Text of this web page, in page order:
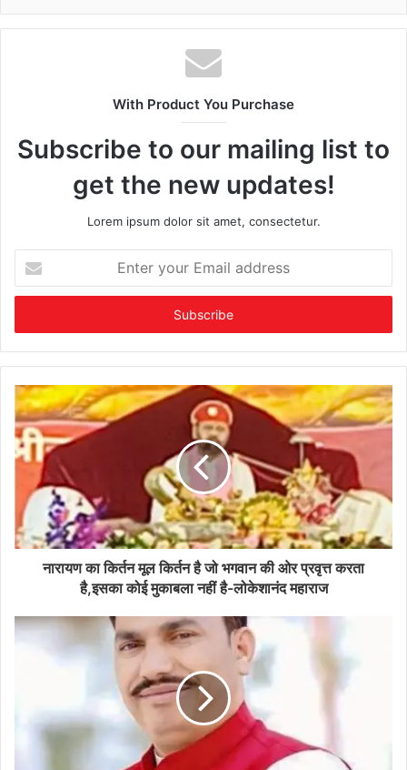
With Product You Purchase
Subscribe to our mailing list to
get the new updates!
Lorem ipsum dolor sit amet, consectetur.
your
Email
नारायण का किर्तन मूल किर्तन है जो भगवान की ओर प्रवृत्त करता
है,इसका कोई मुकाबला नहीं है-लोकेशानंद महाराज